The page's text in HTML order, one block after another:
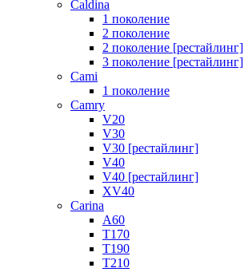
Caldina
1 поколение
2 поколение
2 поколение [рестайлинг]
3 поколение [рестайлинг]
Cami
1 поколение
Camry
V20
V30
V30 [рестайлинг]
V40
V40 [рестайлинг]
XV40
Carina
A60
T170
T190
T210